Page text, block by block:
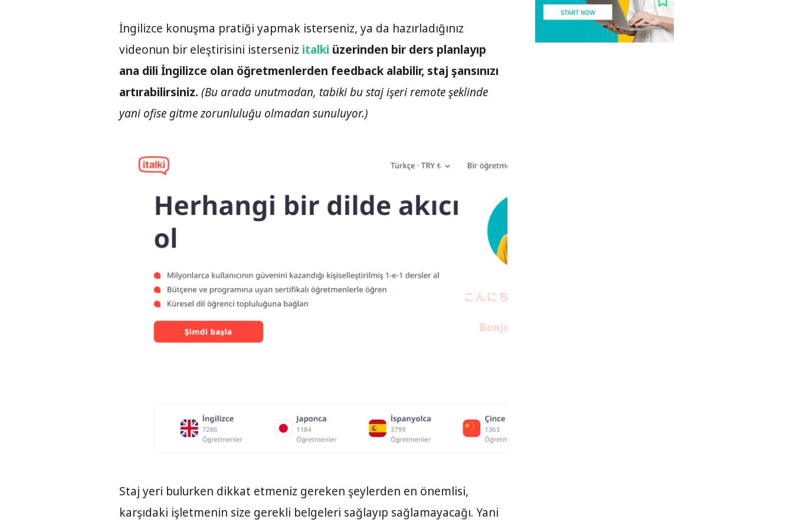
İngilizce konuşma pratiği yapmak isterseniz, ya da hazırladığınız
videonun bir eleştirisini isterseniz italki üzerinden bir ders planlayıp
ana dili İngilizce olan öğretmenlerden feedback alabilir, staj şansınızı
artırabilirsiniz. (Bu arada unutmadan, tabiki bu staj işeri remote şeklinde
yani ofise gitme zorunluluğu olmadan sunuluyor.)
Staj yeri bulurken dikkat etmeniz gereken şeylerden en önemlisi,
karşıdaki işletmenin size gerekli belgeleri sağlayıp sağlamayacağı. Yani